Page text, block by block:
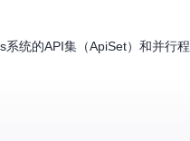
统的API集（ApiSet）和并行程